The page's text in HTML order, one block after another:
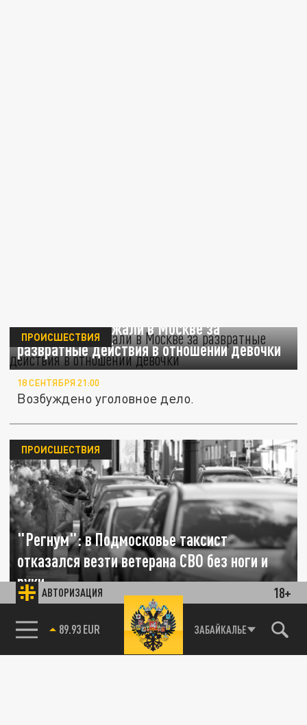
АВТОРИЗАЦИЯ 18+
85.64 BRENT ЗАБАЙКАЛЬЕ
Таксиста задержали в Москве за
развратные действия в отношении девочки
ПРОИСШЕСТВИЯ
18 СЕНТЯБРЯ 21:00
Возбуждено уголовное дело.
"Регнум": в Подмосковье таксист
отказался везти ветерана СВО без ноги и
руки
ПРОИСШЕСТВИЯ
Жена мужчины с инвалидностью пытается
добиться отстранения водителя от работы.